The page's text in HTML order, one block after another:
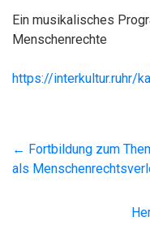
Ein musikalisches
Menschenrechte
https://interkultur.ruhr/
← Fortbildung zum
als